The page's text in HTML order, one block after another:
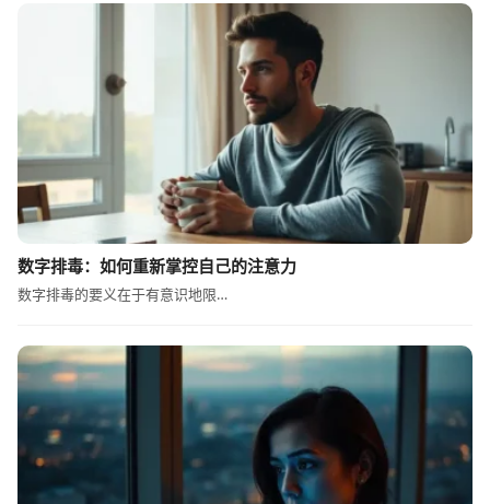
数字排毒：如何重新掌控自己的注意力
数字排毒的要义在于有意识地限…